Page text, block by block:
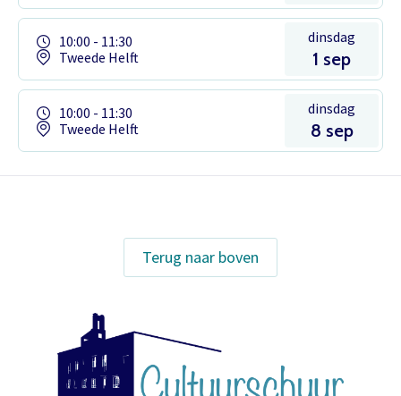
Inloggen
E-mailadres
Het theaterabonnement á €110 geeft
gratis toegang tot totaal 17
Het abonnement staat op naam,
waardoor per voorstelling maar één
kaart gratis besteld kan worden. Bij
10:00 - 11:30
Tweede Helft
dinsdag
1 sep
10:00 - 11:30
Tweede Helft
dinsdag
8 sep
Terug naar boven